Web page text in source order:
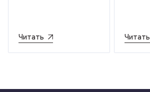
Читать Читать